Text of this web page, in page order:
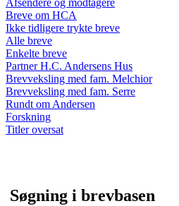
Breve om HCA
Ikke tidligere trykte breve
Alle breve
Enkelte breve
Partner H.C. Andersens Hus
Brevveksling med fam. Melchior
Brevveksling med fam. Serre
Rundt om Andersen
Forskning
Titler oversat
Søgning i brevbasen